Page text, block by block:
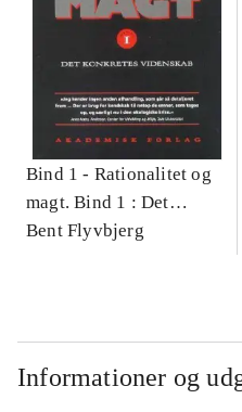
Bind 1 - Rationalitet og
magt. Bind 1 : Det
konkretes videnskab
Bent Flyvbjerg
Informationer og